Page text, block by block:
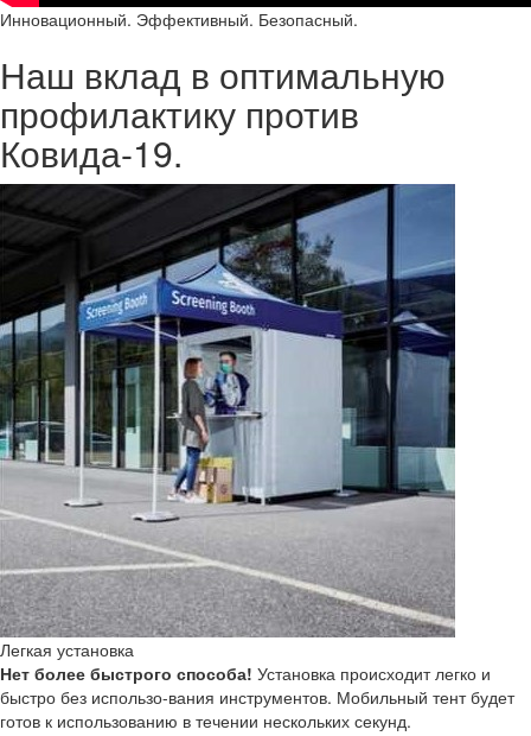
Инновационный. Эффективный. Безопасный.
Наш вклад в оптимальную
профилактику против
Ковида-19.
Легкая установка
Нет более быстрого способа! Установка происходит легко и
быстро без использо-вания инструментов. Мобильный тент будет
готов к использованию в течении нескольких секунд.